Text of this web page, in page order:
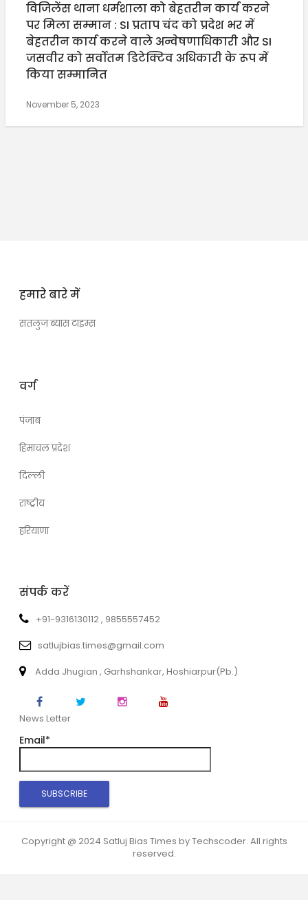
विजिलेंस थाना धर्मशाला को बेहतरीन कार्य करने
पर मिला सम्मान : SI प्रताप चंद को प्रदेश भर में
बेहतरीन कार्य करने वाले अन्वेषणाधिकारी और SI
जसवीर को सर्वोतम डिटेक्टिव अधिकारी के रूप में
किया सम्मानित
November 5, 2023
हमारे बारे में
सतलुज ब्यास टाइम्स
वर्ग
पंजाब
हिमाचल प्रदेश
दिल्ली
राष्ट्रीय
हरियाणा
संपर्क करें
+91-9316130112 , 9855557452
satlujbias.times@gmail.com
Adda Jhugian , Garhshankar, Hoshiarpur(Pb.)
News Letter
Email*
Copyright @ 2024 Satluj Bias Times by Techscoder. All rights
reserved.